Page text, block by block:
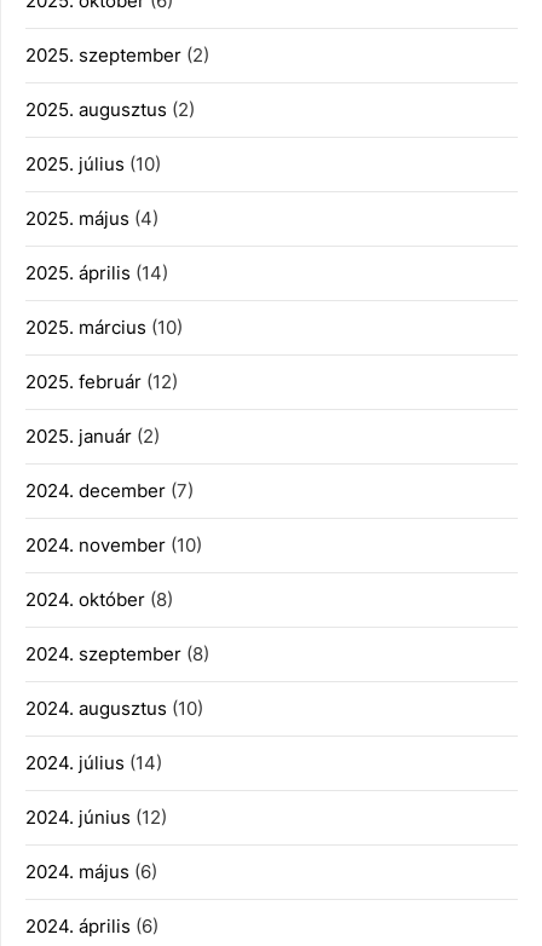
2025. szeptember (2)
2025. augusztus (2)
2025. július (10)
2025. május (4)
2025. április (14)
2025. március (10)
2025. február (12)
2025. január (2)
2024. december (7)
2024. november (10)
2024. október (8)
2024. szeptember (8)
2024. augusztus (10)
2024. július (14)
2024. június (12)
2024. május (6)
2024. április (6)